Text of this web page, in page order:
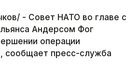
- Совет НАТО во главе с
Андерсом Фог
операции
сообщает пресс-служба